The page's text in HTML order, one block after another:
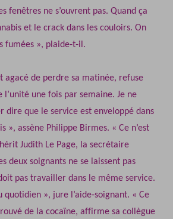
fenêtres ne s’ouvrent pas. Quand ça
et le crack dans les couloirs. On
fumées », plaide‐t‐il.
agacé de perdre sa matinée, refuse
l’unité une fois par semaine. Je ne
dire que le service est enveloppé dans
», assène Philippe Birmes. « Ce n’est
Judith Le Page, la secrétaire
deux soignants ne se laissent pas
pas travailler dans le même service.
quotidien », jure l’aide‐soignant. « Ce
de la cocaïne, affirme sa collègue